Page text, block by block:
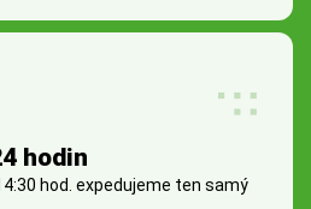
hodin
hod. expedujeme ten samý